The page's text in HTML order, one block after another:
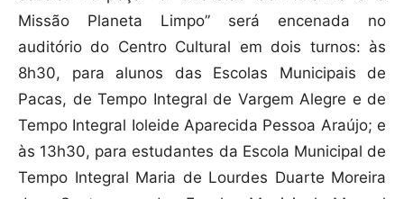
Missão Planeta Limpo” será encenada no
auditório do Centro Cultural em dois turnos: às
8h30, para alunos das Escolas Municipais de
Pacas, de Tempo Integral de Vargem Alegre e de
Tempo Integral Ioleide Aparecida Pessoa Araújo; e
às 13h30, para estudantes da Escola Municipal de
Tempo Integral Maria de Lourdes Duarte Moreira